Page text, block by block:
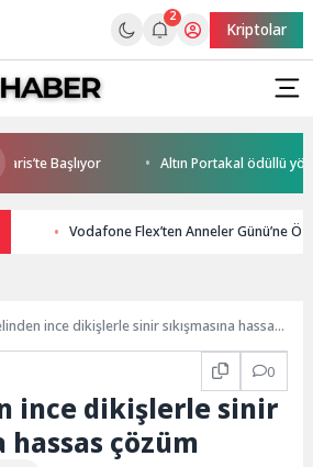
2
Kriptolar
Başlıyor Altın Portakal ödüllü
Vodafone Flex’ten Anneler Günü’ne
ince dikişlerle sinir sıkışmasına hassas
0
ince dikişlerle sinir
hassas çözüm